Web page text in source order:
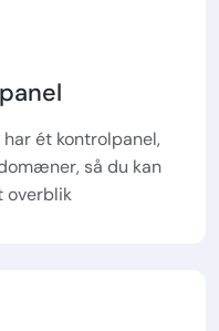
ét kontrolpanel,
så du kan
overblik